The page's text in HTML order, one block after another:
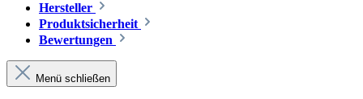
Hersteller
Produktsicherheit
Bewertungen
Menü schließen